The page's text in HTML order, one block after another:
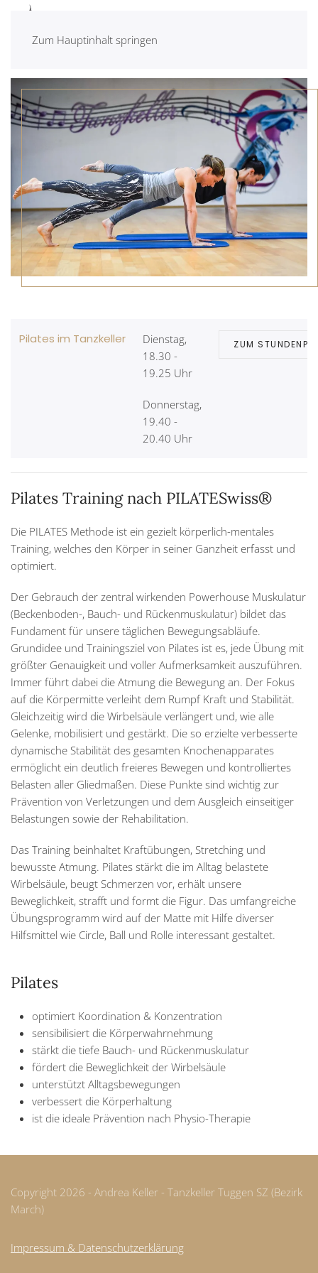
Zum Hauptinhalt springen
Pilates im Tanzkeller
Dienstag,
18.30 -
19.25 Uhr
Donnerstag,
19.40 -
20.40 Uhr
ZUM
Pilates Training nach PILATESwiss®
Die PILATES Methode ist ein gezielt körperlich-mentales
Training, welches den Körper in seiner Ganzheit erfasst und
optimiert.
Der Gebrauch der zentral wirkenden Powerhouse Muskulatur
(Beckenboden-, Bauch- und Rückenmuskulatur) bildet das
Fundament für unsere täglichen Bewegungsabläufe.
Grundidee und Trainingsziel von Pilates ist es, jede Übung mit
größter Genauigkeit und voller Aufmerksamkeit auszuführen.
Immer führt dabei die Atmung die Bewegung an. Der Fokus
auf die Körpermitte verleiht dem Rumpf Kraft und Stabilität.
Gleichzeitig wird die Wirbelsäule verlängert und, wie alle
Gelenke, mobilisiert und gestärkt. Die so erzielte verbesserte
dynamische Stabilität des gesamten Knochenapparates
ermöglicht ein deutlich freieres Bewegen und kontrolliertes
Belasten aller Gliedmaßen. Diese Punkte sind wichtig zur
Prävention von Verletzungen und dem Ausgleich einseitiger
Belastungen sowie der Rehabilitation.
Das Training beinhaltet Kraftübungen, Stretching und
bewusste Atmung. Pilates stärkt die im Alltag belastete
Wirbelsäule, beugt Schmerzen vor, erhält unsere
Beweglichkeit, strafft und formt die Figur. Das umfangreiche
Übungsprogramm wird auf der Matte mit Hilfe diverser
Hilfsmittel wie Circle, Ball und Rolle interessant gestaltet.
Pilates
optimiert Koordination & Konzentration
sensibilisiert die Körperwahrnehmung
stärkt die tiefe Bauch- und Rückenmuskulatur
fördert die Beweglichkeit der Wirbelsäule
unterstützt Alltagsbewegungen
verbessert die Körperhaltung
ist die ideale Prävention nach Physio-Therapie
Copyright 2026 - Andrea Keller - Tanzkeller Tuggen SZ (Bezirk
March)
Impressum & Datenschutzerklärung